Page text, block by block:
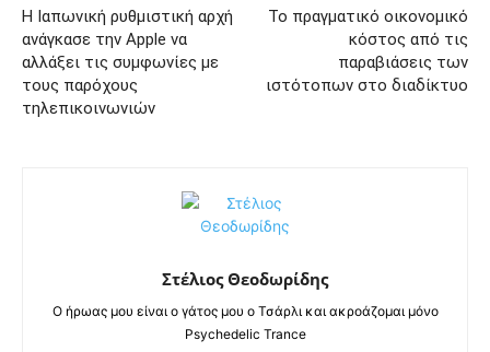
Η Ιαπωνική ρυθμιστική αρχή
ανάγκασε την Apple να
αλλάξει τις συμφωνίες με
τους παρόχους
τηλεπικοινωνιών
Το πραγματικό οικονομικό
κόστος από τις
παραβιάσεις των
ιστότοπων στο διαδίκτυο
Στέλιος Θεοδωρίδης
Ο ήρωας μου είναι ο γάτος μου ο Τσάρλι και ακροάζομαι μόνο
Psychedelic Trance